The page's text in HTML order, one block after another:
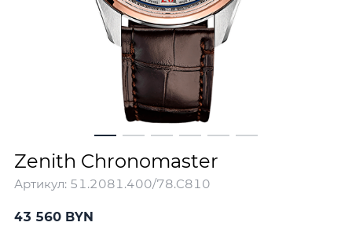
Zenith Chronomaster
Артикул: 51.2081.400/78.C810
43 560 BYN